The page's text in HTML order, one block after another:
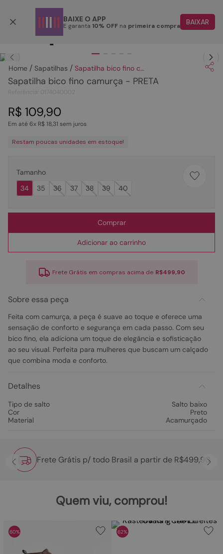
BAIXE O APP
E garanta 10% OFF na primeira compra BAIXAR
Sapatilhas Sapatilha bico fino camurça - PRETA
Sapatilha bico fino camurça - PRETA
R$ 109,90
Em até6x R$18,31 sem juros
Restam poucas unidades em estoque!
Tamanho
34
35 36 37 38 39 40
Comprar
Adicionar ao carrinho
Frete Grátis em compras acima de R$499,90
Sobre essa peça
Feita com camurça, a peça é suave ao toque e oferece uma
sensação de conforto e segurança em cada passo. Com seu
bico fino, ela adiciona um toque de elegância e sofisticação
ao seu visual. Perfeita para mulheres que buscam um calçado
que combina moda e conforto.
Detalhes
Tipo de salto
Salto baixo
Cor
Preto
Material
Acamurçado
Frete Grátis p/ todo Brasil a partir de R$499,90
Quem viu, comprou!
60% 62%
1
2º
bota
4º
rasteira
5º
sandalia
6º
tamanco
sapatilha
óculos
10º couro